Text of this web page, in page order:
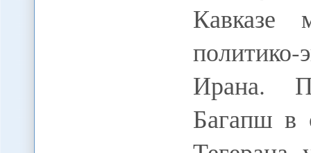
Кавказе
Ирана.
Багапш в